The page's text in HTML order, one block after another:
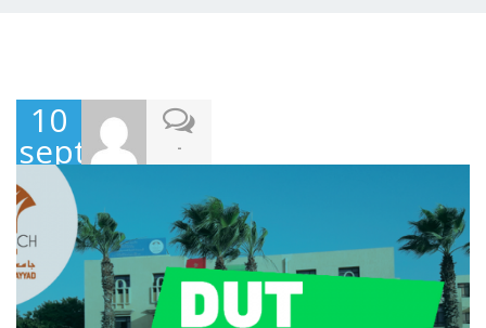
10
septembre
2025
-